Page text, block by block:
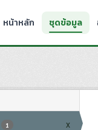
หน้าหลัก ชุดข้อมูล
1 x